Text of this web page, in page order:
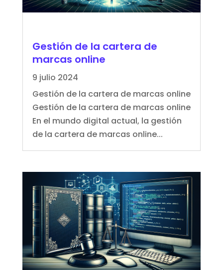
Gestión de la cartera de
marcas online
9 julio 2024
Gestión de la cartera de marcas online
Gestión de la cartera de marcas online
En el mundo digital actual, la gestión
de la cartera de marcas online...